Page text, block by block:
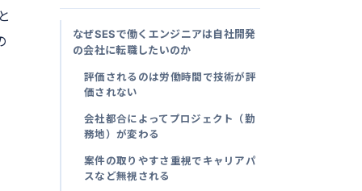
なぜSESで働くエンジニアは自社開発
の会社に転職したいのか
評価されるのは労働時間で技術が評
価されない
会社都合によってプロジェクト（勤
務地）が変わる
案件の取りやすさ重視でキャリアパ
スなど無視される